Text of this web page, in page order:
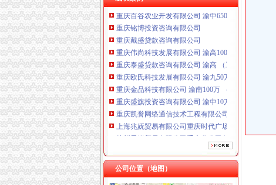
重庆铭博投资咨询有限公司
重庆戴盛贷款咨询有限公司
重庆伟尚科技发展有限公司 渝高100万 （工商注册）
重庆泰盛贷款咨询有限公司 渝高 （工商注册）
重庆欧氏科技发展有限公司 渝九50万 （进出口权）
重庆金品科技有限公司 渝南100万 （进出口权）
重庆盛旗投资咨询有限公司 渝中10万 （工商注册）
重庆凯誉网络通信技术工程有限公司渝中分公司 （
上海兆妩贸易有限公司重庆时代广场分公司 渝中 （
杭州思锐贸易有限公司重庆分公司 渝中 （工商注册
重庆百谷农业开发有限公司 渝中650万 （注册）
重庆戴盛贷款咨询有限公司
重庆伟尚科技发展有限公司 渝高100万 （工商注册）
公司位置（地图）